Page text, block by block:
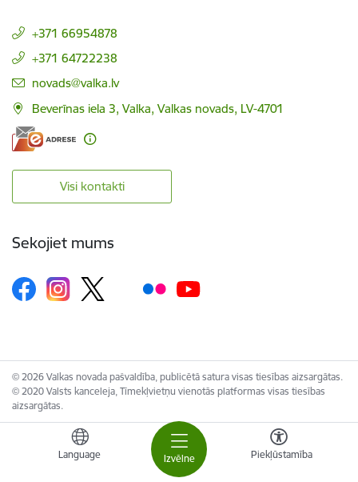
Izvēlne
Language Piekļūstamība
+371 66954878
+371 64722238
E-pasts:
novads@valka.lv
Beverīnas iela 3, Valka, Valkas novads, LV-4701
Visi kontakti
Sekojiet mums
© 2026 Valkas novada pašvaldība, publicētā satura visas tiesības aizsargātas.
© 2020 Valsts kanceleja, Tīmekļvietņu vienotās platformas visas tiesības
aizsargātas.